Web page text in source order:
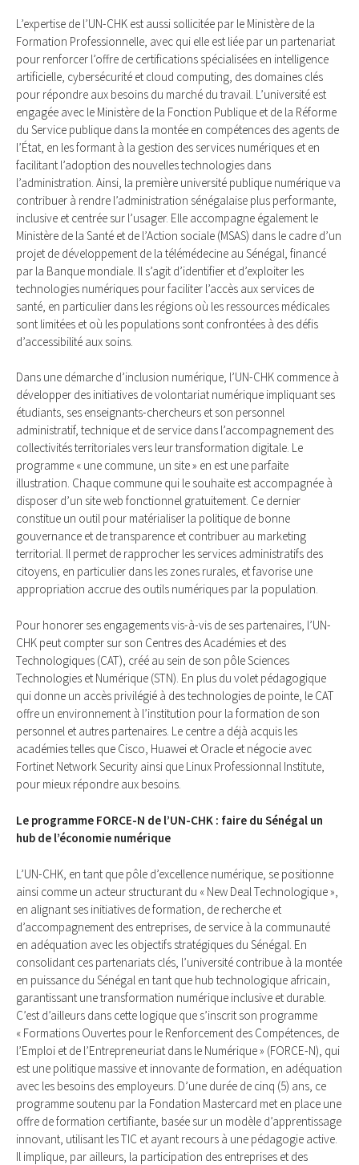
L’expertise de l’UN-CHK est aussi sollicitée par le Ministère de la
Formation Professionnelle, avec qui elle est liée par un partenariat
pour renforcer l’offre de certifications spécialisées en intelligence
artificielle, cybersécurité et cloud computing, des domaines clés
pour répondre aux besoins du marché du travail. L’université est
engagée avec le Ministère de la Fonction Publique et de la Réforme
du Service publique dans la montée en compétences des agents de
l’État, en les formant à la gestion des services numériques et en
facilitant l’adoption des nouvelles technologies dans
l’administration. Ainsi, la première université publique numérique va
contribuer à rendre l’administration sénégalaise plus performante,
inclusive et centrée sur l’usager. Elle accompagne également le
Ministère de la Santé et de l’Action sociale (MSAS) dans le cadre d’un
projet de développement de la télémédecine au Sénégal, financé
par la Banque mondiale. Il s’agit d’identifier et d’exploiter les
technologies numériques pour faciliter l’accès aux services de
santé, en particulier dans les régions où les ressources médicales
sont limitées et où les populations sont confrontées à des défis
d’accessibilité aux soins.
Dans une démarche d’inclusion numérique, l’UN-CHK commence à
développer des initiatives de volontariat numérique impliquant ses
étudiants, ses enseignants-chercheurs et son personnel
administratif, technique et de service dans l’accompagnement des
collectivités territoriales vers leur transformation digitale. Le
programme « une commune, un site » en est une parfaite
illustration. Chaque commune qui le souhaite est accompagnée à
disposer d’un site web fonctionnel gratuitement. Ce dernier
constitue un outil pour matérialiser la politique de bonne
gouvernance et de transparence et contribuer au marketing
territorial. Il permet de rapprocher les services administratifs des
citoyens, en particulier dans les zones rurales, et favorise une
appropriation accrue des outils numériques par la population.
Pour honorer ses engagements vis-à-vis de ses partenaires, l’UN-
CHK peut compter sur son Centres des Académies et des
Technologiques (CAT), créé au sein de son pôle Sciences
Technologies et Numérique (STN). En plus du volet pédagogique
qui donne un accès privilégié à des technologies de pointe, le CAT
offre un environnement à l’institution pour la formation de son
personnel et autres partenaires. Le centre a déjà acquis les
académies telles que Cisco, Huawei et Oracle et négocie avec
Fortinet Network Security ainsi que Linux Professionnal Institute,
pour mieux répondre aux besoins.
Le programme FORCE-N de l’UN-CHK : faire du Sénégal un
hub de l’économie numérique
L’UN-CHK, en tant que pôle d’excellence numérique, se positionne
ainsi comme un acteur structurant du « New Deal Technologique »,
en alignant ses initiatives de formation, de recherche et
d’accompagnement des entreprises, de service à la communauté
en adéquation avec les objectifs stratégiques du Sénégal. En
consolidant ces partenariats clés, l’université contribue à la montée
en puissance du Sénégal en tant que hub technologique africain,
garantissant une transformation numérique inclusive et durable.
C’est d’ailleurs dans cette logique que s’inscrit son programme
« Formations Ouvertes pour le Renforcement des Compétences, de
l’Emploi et de l’Entrepreneuriat dans le Numérique » (FORCE-N), qui
est une politique massive et innovante de formation, en adéquation
avec les besoins des employeurs. D’une durée de cinq (5) ans, ce
programme soutenu par la Fondation Mastercard met en place une
offre de formation certifiante, basée sur un modèle d’apprentissage
innovant, utilisant les TIC et ayant recours à une pédagogie active.
Il implique, par ailleurs, la participation des entreprises et des